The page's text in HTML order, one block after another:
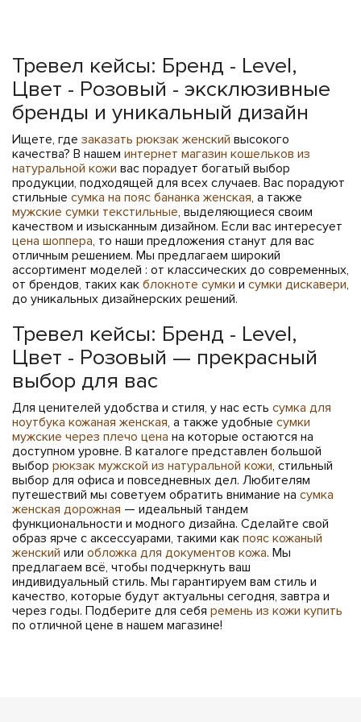
Тревел кейсы: Бренд - Level,
Цвет - Розовый - эксклюзивные
бренды и уникальный дизайн
Ищете, где заказать рюкзак женский высокого
качества? В нашем интернет магазин кошельков из
натуральной кожи вас порадует богатый выбор
продукции, подходящей для всех случаев. Вас порадуют
стильные сумка на пояс бананка женская, а также
мужские сумки текстильные, выделяющиеся своим
качеством и изысканным дизайном. Если вас интересует
цена шоппера, то наши предложения станут для вас
отличным решением. Мы предлагаем широкий
ассортимент моделей : от классических до современных,
от брендов, таких как блокноте сумки и сумки дискавери,
до уникальных дизайнерских решений.
Тревел кейсы: Бренд - Level,
Цвет - Розовый — прекрасный
выбор для вас
Для ценителей удобства и стиля, у нас есть сумка для
ноутбука кожаная женская, а также удобные сумки
мужские через плечо цена на которые остаются на
доступном уровне. В каталоге представлен большой
выбор рюкзак мужской из натуральной кожи, стильный
выбор для офиса и повседневных дел. Любителям
путешествий мы советуем обратить внимание на сумка
женская дорожная — идеальный тандем
функциональности и модного дизайна. Сделайте свой
образ ярче с аксессуарами, такими как пояс кожаный
женский или обложка для документов кожа. Мы
предлагаем всё, чтобы подчеркнуть ваш
индивидуальный стиль. Мы гарантируем вам стиль и
качество, которые будут актуальны сегодня, завтра и
через годы. Подберите для себя ремень из кожи купить
по отличной цене в нашем магазине!